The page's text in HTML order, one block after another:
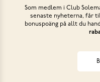
Som medlem i Club
senaste nyheterna, får
bonuspoäng på allt du